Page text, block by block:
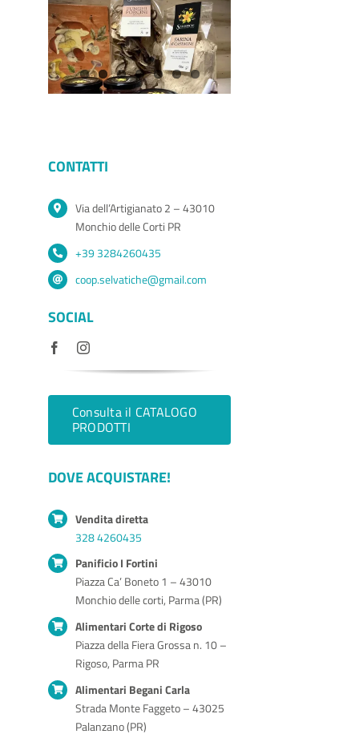
CONTATTI
Via dell’Artigianato 2 – 43010
Monchio delle Corti PR
+39 3284260435
coop.selvatiche@gmail.com
SOCIAL
Consulta il CATALOGO
PRODOTTI
DOVE ACQUISTARE!
Vendita diretta
328 4260435
Panificio I Fortini
Piazza Ca’ Boneto 1 – 43010
Monchio delle corti, Parma (PR)
Alimentari Corte di Rigoso
Piazza della Fiera Grossa n. 10 –
Rigoso, Parma PR
Alimentari Begani Carla
Strada Monte Faggeto – 43025
Palanzano (PR)